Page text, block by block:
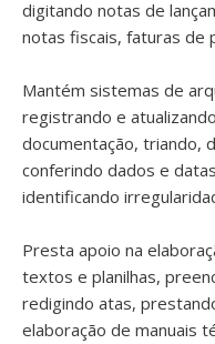
digitando notas de
notas fiscais, faturas de
Mantém sistemas de
registrando e
documentação, triando,
conferindo dados e
identificando
Presta apoio na
textos e planilhas,
redigindo atas,
elaboração de manuais